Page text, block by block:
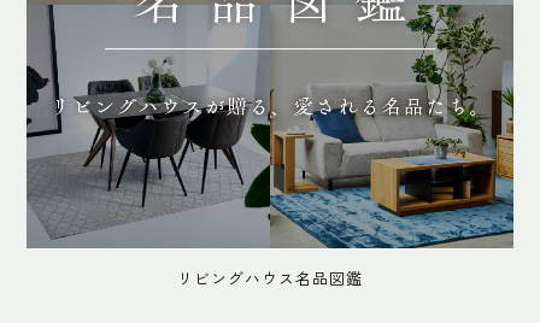
リビングハウス名品図鑑